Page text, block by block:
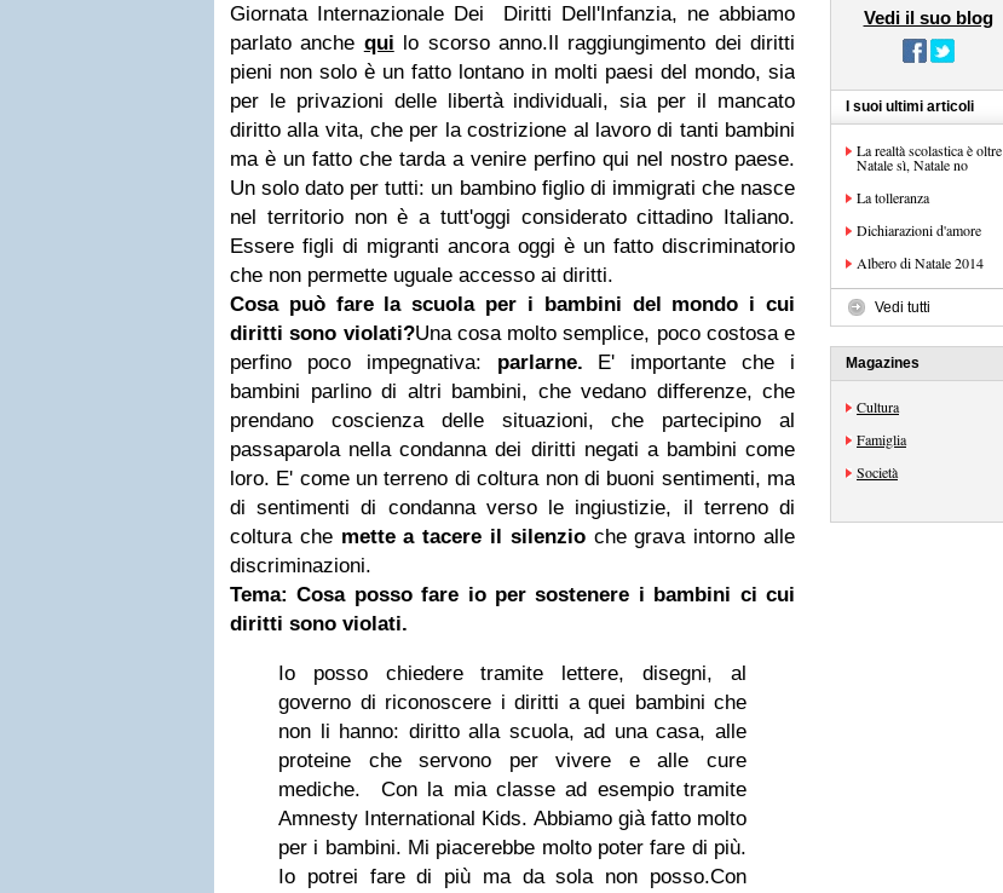
Giornata Internazionale Dei Diritti Dell'Infanzia, ne abbiamo
parlato anche qui lo scorso anno.Il raggiungimento dei diritti
pieni non solo è un fatto lontano in molti paesi del mondo, sia
per le privazioni delle libertà individuali, sia per il mancato
diritto alla vita, che per la costrizione al lavoro di tanti bambini
ma è un fatto che tarda a venire perfino qui nel nostro paese.
Un solo dato per tutti: un bambino figlio di immigrati che nasce
nel territorio non è a tutt'oggi considerato cittadino Italiano.
Essere figli di migranti ancora oggi è un fatto discriminatorio
che non permette uguale accesso ai diritti.
Cosa può fare la scuola per i bambini del mondo i cui
diritti sono violati?Una cosa molto semplice, poco costosa e
perfino poco impegnativa: parlarne. E' importante che i
bambini parlino di altri bambini, che vedano differenze, che
prendano coscienza delle situazioni, che partecipino al
passaparola nella condanna dei diritti negati a bambini come
loro. E' come un terreno di coltura non di buoni sentimenti, ma
di sentimenti di condanna verso le ingiustizie, il terreno di
coltura che mette a tacere il silenzioche grava intorno alle
discriminazioni.
Tema: Cosa posso fare io per sostenere i bambini ci cui
diritti sono violati.
Io posso chiedere tramite lettere, disegni, al
governo di riconoscere i diritti a quei bambini che
non li hanno: diritto alla scuola, ad una casa, alle
proteine che servono per vivere e alle cure
mediche. Con la mia classe ad esempio tramite
Amnesty International Kids. Abbiamo già fatto molto
per i bambini. Mi piacerebbe molto poter fare di più.
Io potrei fare di più ma da sola non posso.Con
Vedi il suo blog
I suoi ultimi articoli
La realtà scolastica è oltre
Natale sì, Natale no
La tolleranza
Dichiarazioni d'amore
Albero di Natale 2014
Vedi tutti
Magazines
Cultura
Famiglia
Società